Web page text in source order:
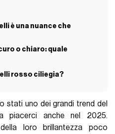
è una nuance che
o chiaro: quale
rosso ciliegia?
stati uno dei grandi trend del
piacerci anche nel 2025.
loro brillantezza poco